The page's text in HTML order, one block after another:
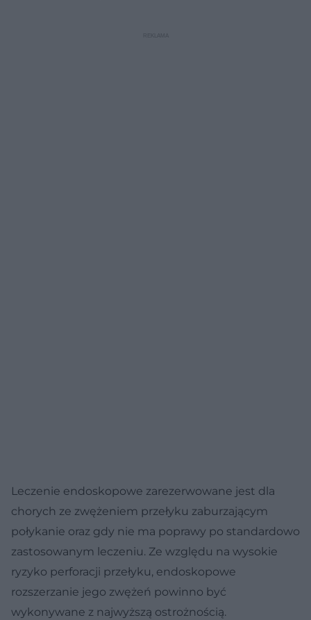
Leczenie endoskopowe zarezerwowane jest dla
chorych ze zwężeniem przełyku zaburzającym
połykanie oraz gdy nie ma poprawy po standardowo
zastosowanym leczeniu. Ze względu na wysokie
ryzyko perforacji przełyku, endoskopowe
rozszerzanie jego zwężeń powinno być
wykonywane z najwyższą ostrożnością.